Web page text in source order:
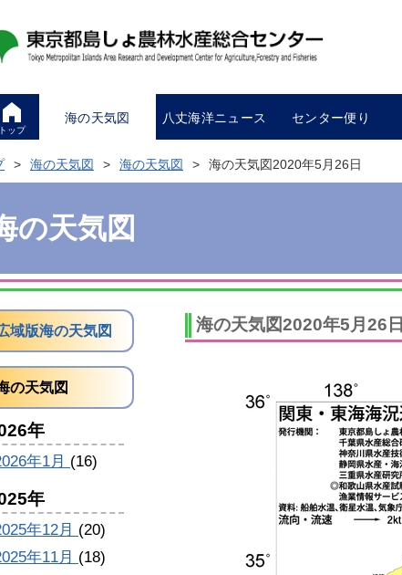
トップ
海の天気図 八丈海洋ニュース センター便り
海の天気図 海の天気図 海の天気図2020年5月26日
の天気図
海の天気図2020年5月26日
域版海の天気図
の天気図
年
年1月 (16)
年
年12月 (20)
年11月 (18)